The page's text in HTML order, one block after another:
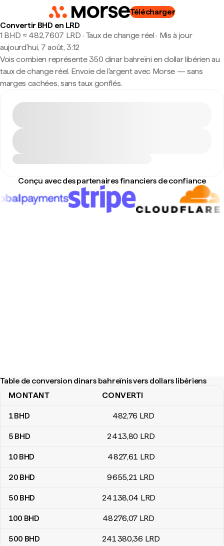
Télécharger
Convertir BHD en LRD
1 BHD ≈ 482,7607 LRD · Taux de change réel · Mis à jour
aujourd’hui, 7 août, 3:12
Vois combien représente 350 dinar bahreïni en dollar libérien au
taux de change réel. Envoie de l'argent avec Morse — sans
marges cachées, sans taux gonflés.
Conçu avec des partenaires financiers de confiance
Table de conversion dinars bahreïnis vers dollars libériens
Table de conversion dinars bahreïnis vers dollars libériens
MONTANT CONVERTI
1BHD 482,76 LRD
5 BHD 2 413,80 LRD
10 BHD 4 827,61 LRD
20 BHD 9 655,21 LRD
50 BHD 24 138,04 LRD
100 BHD 48 276,07 LRD
500 BHD 241 380,36 LRD